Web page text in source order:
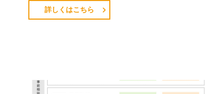
詳しくはこちら